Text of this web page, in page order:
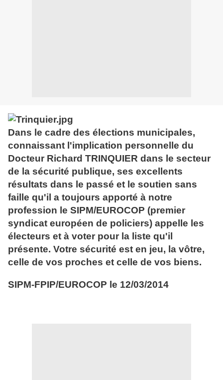
Dans le cadre des élections municipales,
connaissant l'implication personnelle du
Docteur Richard TRINQUIER dans le secteur
de la sécurité publique, ses excellents
résultats dans le passé et le soutien sans
faille qu'il a toujours apporté à notre
profession le SIPM/EUROCOP (premier
syndicat européen de policiers) appelle les
électeurs et à voter pour la liste qu'il
présente. Votre sécurité est en jeu, la vôtre,
celle de vos proches et celle de vos biens.
SIPM-FPIP/EUROCOP le 12/03/2014